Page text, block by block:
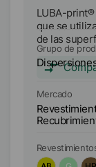
LUBA-
que se
de las
como
disolvente.
Grupo de
Mercado